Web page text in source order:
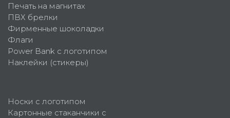
Печать на магнитах
ПВХ брелки
Фирменные шоколадки
Флаги
Power Bank с логотипом
Наклейки (стикеры)
Носки с логотипом
Картонные стаканчики с